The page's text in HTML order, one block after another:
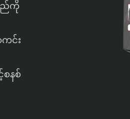
ည်ကို
ကင်း
စနစ်